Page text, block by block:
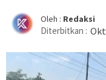
Oleh : Redaksi
Diterbitkan :